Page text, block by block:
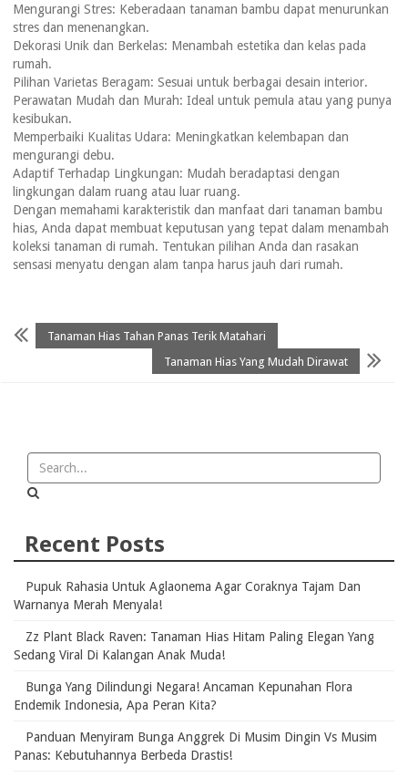
Mengurangi Stres: Keberadaan tanaman bambu dapat menurunkan
stres dan menenangkan.
Dekorasi Unik dan Berkelas: Menambah estetika dan kelas pada
rumah.
Pilihan Varietas Beragam: Sesuai untuk berbagai desain interior.
Perawatan Mudah dan Murah: Ideal untuk pemula atau yang punya
kesibukan.
Memperbaiki Kualitas Udara: Meningkatkan kelembapan dan
mengurangi debu.
Adaptif Terhadap Lingkungan: Mudah beradaptasi dengan
lingkungan dalam ruang atau luar ruang.
Dengan memahami karakteristik dan manfaat dari tanaman bambu
hias, Anda dapat membuat keputusan yang tepat dalam menambah
koleksi tanaman di rumah. Tentukan pilihan Anda dan rasakan
sensasi menyatu dengan alam tanpa harus jauh dari rumah.
Tanaman Hias Tahan Panas Terik Matahari
Tanaman Hias Yang Mudah Dirawat
Recent Posts
Pupuk Rahasia Untuk Aglaonema Agar Coraknya Tajam Dan
Warnanya Merah Menyala!
Zz Plant Black Raven: Tanaman Hias Hitam Paling Elegan Yang
Sedang Viral Di Kalangan Anak Muda!
Bunga Yang Dilindungi Negara! Ancaman Kepunahan Flora
Endemik Indonesia, Apa Peran Kita?
Panduan Menyiram Bunga Anggrek Di Musim Dingin Vs Musim
Panas: Kebutuhannya Berbeda Drastis!